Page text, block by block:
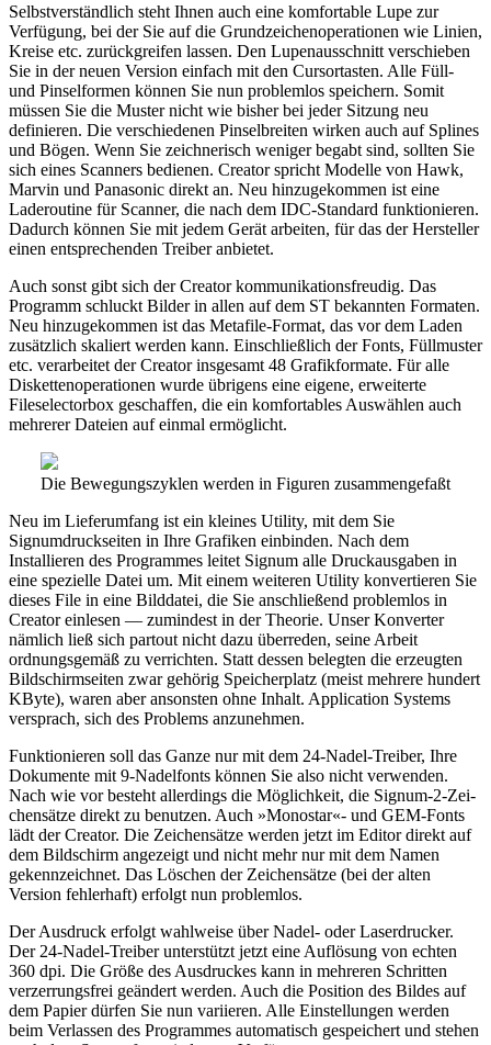
Selbstverständlich steht Ihnen auch eine komfortable Lupe zur
Verfügung, bei der Sie auf die Grundzeichenoperationen wie Linien,
Kreise etc. zurückgreifen lassen. Den Lupenausschnitt verschieben
Sie in der neuen Version einfach mit den Cursortasten. Alle Füll-
und Pinselformen können Sie nun problemlos speichern. Somit
müssen Sie die Muster nicht wie bisher bei jeder Sitzung neu
definieren. Die verschiedenen Pinselbreiten wirken auch auf Splines
und Bögen. Wenn Sie zeichnerisch weniger begabt sind, sollten Sie
sich eines Scanners bedienen. Creator spricht Modelle von Hawk,
Marvin und Panasonic direkt an. Neu hinzugekommen ist eine
Laderoutine für Scanner, die nach dem IDC-Standard funktionieren.
Dadurch können Sie mit jedem Gerät arbeiten, für das der Hersteller
einen entsprechenden Treiber anbietet.
Auch sonst gibt sich der Creator kommunikationsfreudig. Das
Programm schluckt Bilder in allen auf dem ST bekannten Formaten.
Neu hinzugekommen ist das Metafile-Format, das vor dem Laden
zusätzlich skaliert werden kann. Einschließlich der Fonts, Füllmuster
etc. verarbeitet der Creator insgesamt 48 Grafikformate. Für alle
Diskettenoperationen wurde übrigens eine eigene, erweiterte
Fileselectorbox geschaffen, die ein komfortables Auswählen auch
mehrerer Dateien auf einmal ermöglicht.
Die Bewegungszyklen werden in Figuren zusammengefaßt
Neu im Lieferumfang ist ein kleines Utility, mit dem Sie
Signumdruckseiten in Ihre Grafiken einbinden. Nach dem
Installieren des Programmes leitet Signum alle Druckausgaben in
eine spezielle Datei um. Mit einem weiteren Utility konvertieren Sie
dieses File in eine Bilddatei, die Sie anschließend problemlos in
Creator einlesen — zumindest in der Theorie. Unser Konverter
nämlich ließ sich partout nicht dazu überreden, seine Arbeit
ordnungsgemäß zu verrichten. Statt dessen belegten die erzeugten
Bildschirmseiten zwar gehörig Speicherplatz (meist mehrere hundert
KByte), waren aber ansonsten ohne Inhalt. Application Systems
versprach, sich des Problems anzunehmen.
Funktionieren soll das Ganze nur mit dem 24-Nadel-Treiber, Ihre
Dokumente mit 9-Nadelfonts können Sie also nicht verwenden.
Nach wie vor besteht allerdings die Möglichkeit, die Signum-2-Zei-
chensätze direkt zu benutzen. Auch »Monostar«- und GEM-Fonts
lädt der Creator. Die Zeichensätze werden jetzt im Editor direkt auf
dem Bildschirm angezeigt und nicht mehr nur mit dem Namen
gekennzeichnet. Das Löschen der Zeichensätze (bei der alten
Version fehlerhaft) erfolgt nun problemlos.
Der Ausdruck erfolgt wahlweise über Nadel- oder Laserdrucker.
Der 24-Nadel-Treiber unterstützt jetzt eine Auflösung von echten
360 dpi. Die Größe des Ausdruckes kann in mehreren Schritten
verzerrungsfrei geändert werden. Auch die Position des Bildes auf
dem Papier dürfen Sie nun variieren. Alle Einstellungen werden
beim Verlassen des Programmes automatisch gespeichert und stehen